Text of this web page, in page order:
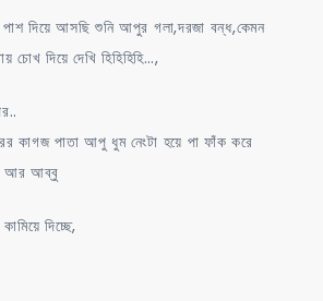
পাশ দিয়ে আসছি শুনি আপুর গলা,দরজা বন্ধ,কেমন
চোখ দিয়ে দেখি হিহিহিহি…,
কাগজ পাতা আপু ধুম নেংটা হয়ে পা ফাঁক করে
আর আব্বু
দিচ্ছে,